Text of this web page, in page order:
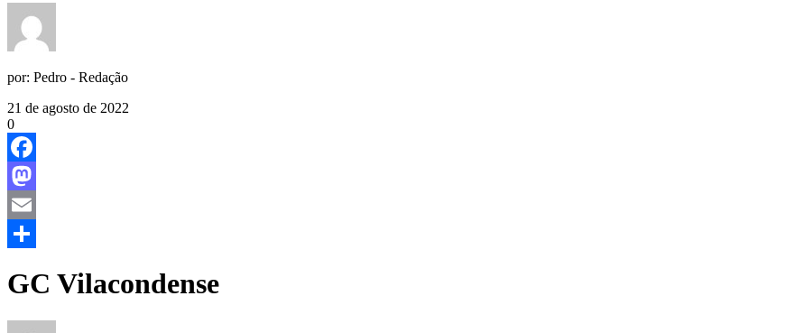
por: Pedro - Redação
21 de agosto de 2022
0
Facebook
Mastodon
Email
GC Vilacondense